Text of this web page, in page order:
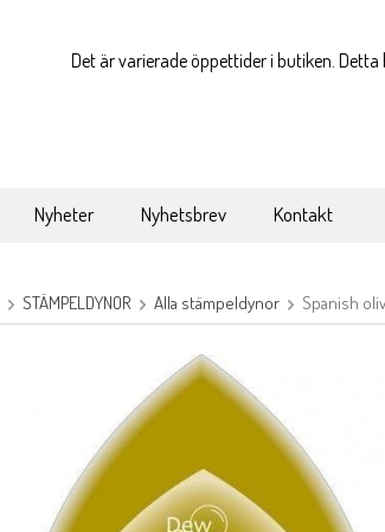
Det är varierade öppettider i butiken.
Nyheter Nyhetsbrev Kontakt
STÄMPELDYNOR Alla stämpeldynor Spanish